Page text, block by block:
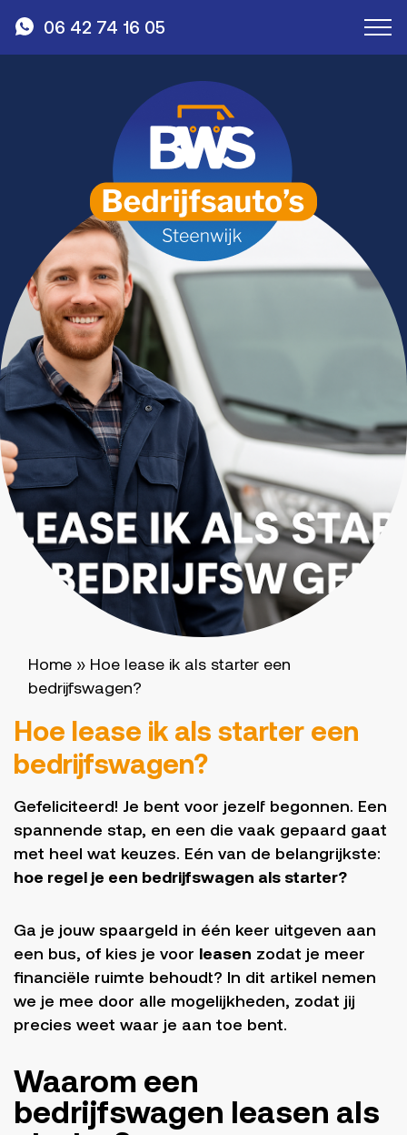
06 42 74 16 05
Home » Hoe lease ik als starter een
bedrijfswagen?
Hoe lease ik als starter een
bedrijfswagen?
Gefeliciteerd! Je bent voor jezelf begonnen. Een
spannende stap, en een die vaak gepaard gaat
met heel wat keuzes. Eén van de belangrijkste:
hoe regel je een bedrijfswagen als starter?
Ga je jouw spaargeld in één keer uitgeven aan
een bus, of kies je voor leasen zodat je meer
financiële ruimte behoudt? In dit artikel nemen
we je mee door alle mogelijkheden, zodat jij
precies weet waar je aan toe bent.
Waarom een
bedrijfswagen leasen als